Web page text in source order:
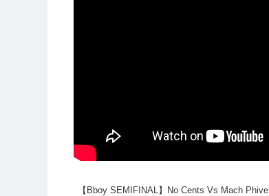
【Bboy SEMIFINAL】No Cents Vs Mach Phive